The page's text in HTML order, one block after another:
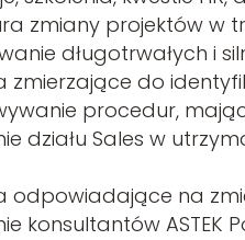
zmiany projektów w
długotrwałych i
zmierzające do
procedur,
działu Sales w
odpowiadające na
konsultantów ASTEK